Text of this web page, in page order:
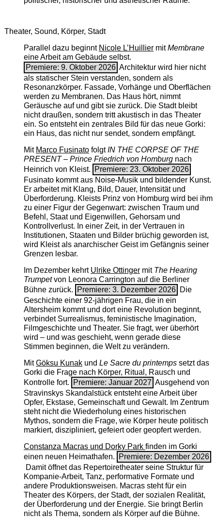
Theater, Sound, Körper, Stadt
Parallel dazu beginnt Nicole L’Huilliermit ­Membrane
eine Arbeit am Gebäude selbst.
Premiere: 9. Oktober 2026 Architektur wird hier nicht
als statischer Stein verstanden, sondern als
Resonanzkörper. Fassade, Vorhänge und Oberflächen
werden zu Membranen. Das Haus hört, nimmt
Geräusche auf und gibt sie zurück. Die Stadt bleibt
nicht draußen, sondern tritt akustisch in das Theater
ein. So entsteht ein zentrales Bild für das neue Gorki:
ein Haus, das nicht nur sendet, sondern empfängt.
Mit Marco FusinatofolgtIN THE CORPSE OF THE
PRESENT – Prince Friedrich von Homburgnach
Heinrich von Kleist.
Premiere: 23. Oktober 2026
Fusinato kommt aus Noise-Musik und bildender Kunst.
Er arbeitet mit Klang, Bild, Dauer, Intensität und
Überforderung. Kleists Prinz von Homburg wird bei ihm
zu einer Figur der Gegenwart: zwischen Traum und
Befehl, Staat und Eigenwillen, Gehorsam und
Kontrollverlust. In einer Zeit, in der Vertrauen in
Institutionen, Staaten und Bilder brüchig geworden ist,
wird Kleist als anarchischer Geist im Gefängnis seiner
Grenzen lesbar.
Im Dezember kehrt Ulrike Ottingermit The ­Hearing
Trumpetvon Leonora Carrington auf die Berliner
Bühne zurück.
Premiere: 3. Dezember 2026 Die
Geschichte einer 92-jährigen Frau, die in ein
Altersheim kommt und dort eine Revolution beginnt,
verbindet Surrealismus, feministische Imagination,
Filmgeschichte und Theater. Sie fragt, wer überhört
wird – und was geschieht, wenn gerade diese
Stimmen beginnen, die Welt zu verändern.
MitGöksu Kunakund Le Sacre du printempssetzt das
Gorki die Frage nach Körper, Ritual, Rausch und
Kontrolle fort.
Premiere: Januar 2027 Ausgehend von
Stravinskys Skandalstück entsteht eine Arbeit über
Opfer, Ekstase, Gemeinschaft und Gewalt. Im Zentrum
steht nicht die Wiederholung eines historischen
Mythos, sondern die Frage, wie Körper heute politisch
markiert, diszipliniert, gefeiert oder geopfert werden.
Constanza Macras und Dorky Park finden im Gorki
einen neuen Heimathafen.
Premiere: Dezember 2026
Damit öffnet das Repertoiretheater seine Struktur für
Kompanie-Arbeit, Tanz, performative Formate und
andere Produktionsweisen. Macras steht für ein
Theater des Körpers, der Stadt, der sozialen Realität,
der Überforderung und der Energie. Sie bringt Berlin
nicht als Thema, sondern als Körper auf die Bühne.